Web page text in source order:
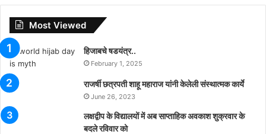
Most Viewed
हिजाबचे षडयंत्र..
February 1, 2025
राजर्षी छत्रपती शाहू महाराज यांनी केलेली संस्थात्मक कार्ये
June 26, 2023
लक्षद्वीप के विद्यालयों में अब साप्ताहिक अवकाश शुक्रवार के
बदले रविवार को